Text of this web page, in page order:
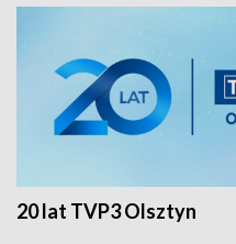
20 lat TVP3 Olsztyn